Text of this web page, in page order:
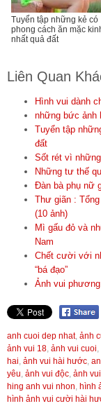
Tuyển tập những kẻ có
phong cách ăn mặc
nhất quả đất
Liên Quan
Hình vui dành
những bức ảnh
Tuyển tập
đất
Sốt rét vì
Những tư thế
Đàn bà phụ nữ
Thư giãn :
(10 ảnh)
Mì gấu đỏ và
Nam
Chết cười với
“bá đạo”
Ảnh vui
anh cuoi dep nhat, ảnh
ảnh vui 18, ảnh vui cuoi,
hai, ảnh vui hài hước,
yêu, ảnh vui độc, ảnh
hing anh vui nhon, hình
hình ảnh vui cười hài